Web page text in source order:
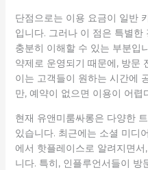
단점으로는 이용 요금이 일반
입니다. 그러나 이 점은 특별
충분히 이해할 수 있는 부분입
약제로 운영되기 때문에, 방문
이는 고객들이 원하는 시간에
만, 예약이 없으면 이용이 어렵
현재 유앤미룸싸롱은 다양한
있습니다. 최근에는 소셜 미디
에서 핫플레이스로 알려지면
니다. 특히, 인플루언서들이 방